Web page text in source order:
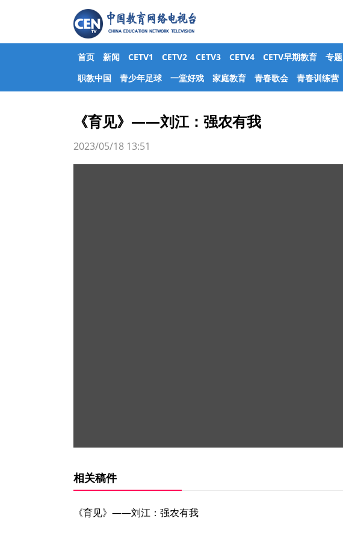
首页 新闻 CETV1 CETV2 CETV3 CETV4 CETV早期教育 专题
职教中国
青少年足球 一堂好戏 家庭教育 青春歌会 青春训练营
《育见》——刘江：强农有我
2023/05/18 13:51
相关稿件
《育见》——刘江：强农有我